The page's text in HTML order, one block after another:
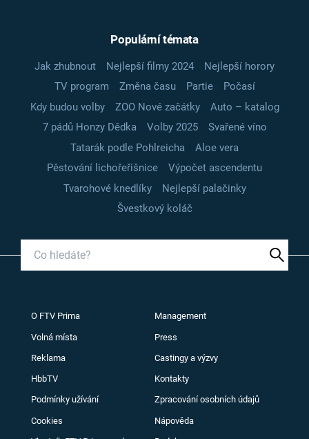
Populární témata
Jak zhubnout Nejlepší filmy 2024
Nejlepší horory
TV program
Změna času Partie
Počasí
Kdy budou volby
ZOO Nové začátky
Auto – katalog
7 pádů Honzy Dědka
Volby 2025
Svařené víno
Tatarák podle Pohlreicha
Aloe vera
Pěstování lichořeřišnice
Výpočet ascendentu
Tvarohové knedlíky
Nejlepší palačinky
Švestkový koláč
O FTV Prima Management
Volná místa Press
Reklama Castingy a výzvy
HbbTV Kontakty
Podmínky užívání Zpracování osobních údajů
Cookies Nápověda